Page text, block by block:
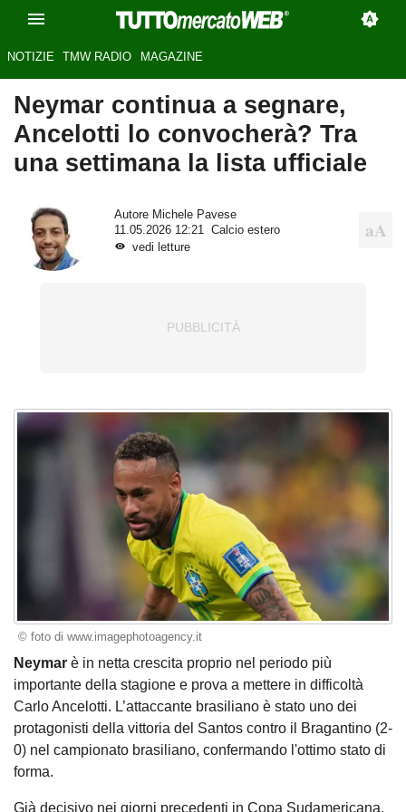
NOTIZIE TMW RADIO MAGAZINE
Neymar continua a segnare,
Ancelotti lo convocherà? Tra
una settimana la lista ufficiale
Autore Michele Pavese
11.05.2026 12:21
Calcio estero
vedi letture
© foto di www.imagephotoagency.it
Neymar è in netta crescita proprio nel periodo più
importante della stagione e prova a mettere in difficoltà
Carlo Ancelotti. L’attaccante brasiliano è stato uno dei
protagonisti della vittoria del Santos contro il Bragantino (2-
0) nel campionato brasiliano, confermando l'ottimo stato di
forma.
Già decisivo nei giorni precedenti in Copa Sudamericana,